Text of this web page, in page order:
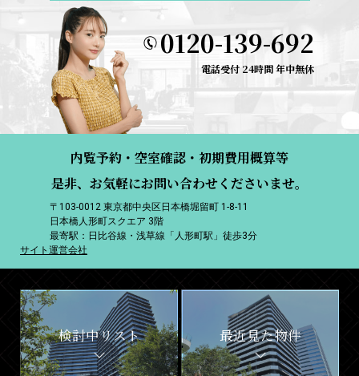
0120-139-692
電話受付 24時間 年中無休
内覧予約・空室確認・初期費用概算等
是非、お気軽にお問い合わせくださいませ。
〒103-0012 東京都中央区日本橋堀留町 1-8-11
日本橋人形町スクエア 3階
最寄駅：日比谷線・浅草線「人形町駅」徒歩3分
サイト運営会社
検討中リスト 最近見た物件